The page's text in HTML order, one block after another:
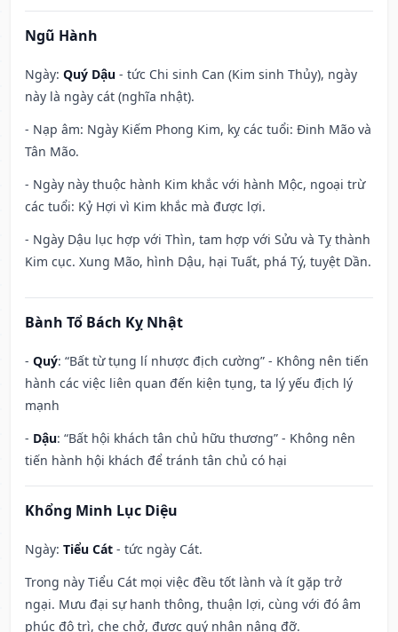
Ngũ Hành
Ngày: Quý Dậu - tức Chi sinh Can (Kim sinh Thủy), ngày
này là ngày cát (nghĩa nhật).
- Nạp âm: Ngày Kiếm Phong Kim, kỵ các tuổi: Đinh Mão và
Tân Mão.
- Ngày này thuộc hành Kim khắc với hành Mộc, ngoại trừ
các tuổi: Kỷ Hợi vì Kim khắc mà được lợi.
- Ngày Dậu lục hợp với Thìn, tam hợp với Sửu và Tỵ thành
Kim cục. Xung Mão, hình Dậu, hại Tuất, phá Tý, tuyệt Dần.
Bành Tổ Bách Kỵ Nhật
- Quý: “Bất từ tụng lí nhược địch cường” - Không nên tiến
hành các việc liên quan đến kiện tụng, ta lý yếu địch lý
mạnh
- Dậu: “Bất hội khách tân chủ hữu thương” - Không nên
tiến hành hội khách để tránh tân chủ có hại
Khổng Minh Lục Diệu
Ngày: Tiểu Cát - tức ngày Cát.
Trong này Tiểu Cát mọi việc đều tốt lành và ít gặp trở
ngại. Mưu đại sự hanh thông, thuận lợi, cùng với đó âm
phúc độ trì, che chở, được quý nhân nâng đỡ.